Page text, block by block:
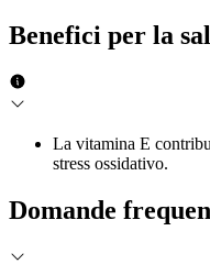
Benefici per la
La vitamina E
stress ossidativo.
Domande